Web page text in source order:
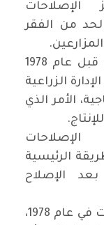
الإصلاحات
من الفقر
يعود انتشار الفقر في الصين قبل عام 1978
الزراعية
الأمر الذي
الرئيسية
الإصلاح
في الإصلاحات الريفية التي بدأت في عام 1978،